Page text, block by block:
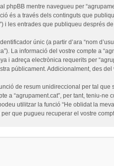
phpBB mentre navegueu per
és a través dels continguts que
i les entrades que publiqueu després
únic (a partir d’ara “nom
La informació del vostre compte a
i adreça electrònica requerits per
públicament. Addicionalment, des
de resum unidireccional per tal
a “agrupament.cat”, per tant, teniu-
utilitzar la funció “He oblidat la
que pugueu recuperar el vostre